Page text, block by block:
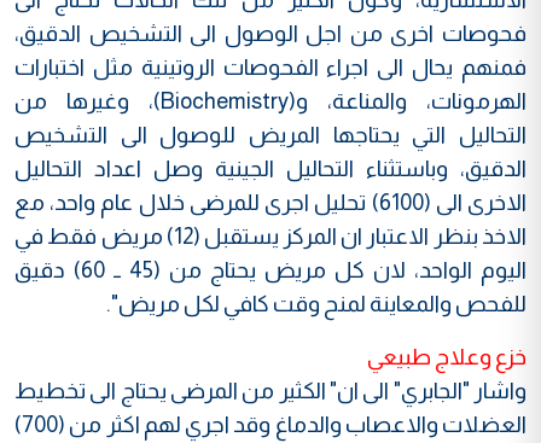
فحوصات اخرى من اجل الوصول الى التشخيص الدقيق،
فمنهم يحال الى اجراء الفحوصات الروتينية مثل اختبارات
الهرمونات، والمناعة، و(Biochemistry)، وغيرها من
التحاليل التي يحتاجها المريض للوصول الى التشخيص
الدقيق، وباستثناء التحاليل الجينية وصل اعداد التحاليل
الاخرى الى (6100) تحليل اجرى للمرضى خلال عام واحد، مع
الاخذ بنظر الاعتبار ان المركز يستقبل (12) مريض فقط في
اليوم الواحد، لان كل مريض يحتاج من (45 ــ 60) دقيق
للفحص والمعاينة لمنح وقت كافي لكل مريض".
خزع وعلاج طبيعي
واشار "الجابري" الى ان" الكثير من المرضى يحتاج الى تخطيط
العضلات والاعصاب والدماغ وقد اجري لهم اكثر من (700)